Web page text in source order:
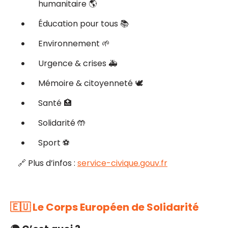
humanitaire 🌎
Éducation pour tous 📚
Environnement 🌱
Urgence & crises 🚑
Mémoire & citoyenneté 🕊️
Santé 🏥
Solidarité 🤲
Sport ⚽
🔗 Plus d’infos : service-civique.gouv.fr
🇪🇺 Le Corps Européen de Solidarité